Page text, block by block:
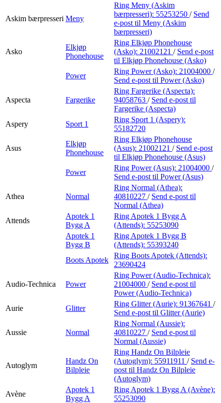
Askim bærpresseri Meny
Ring Meny (Askim
bærpresseri): 55253250 / Send
e-post til Meny (Askim
bærpresseri)
Asko
Elkjøp
Phonehouse
Ring Elkjøp Phonehouse
(Asko): 21002121 / Send e-post
til Elkjøp Phonehouse (Asko)
Power
Ring Power (Asko): 21004000 /
Send e-post til Power (Asko)
Aspecta Fargerike
Ring Fargerike (Aspecta):
94058763 / Send e-post til
Fargerike (Aspecta)
Aspery
Sport 1
Ring Sport 1 (Aspery):
55182720
Asus
Elkjøp
Phonehouse
Ring Elkjøp Phonehouse
(Asus): 21002121 / Send e-post
til Elkjøp Phonehouse (Asus)
Power
Ring Power (Asus): 21004000 /
Send e-post til Power (Asus)
Athea Normal
Ring Normal (Athea):
40810227 / Send e-post til
Normal (Athea)
Attends
Apotek 1
Bygg A
Ring Apotek 1 Bygg A
(Attends): 55253090
Apotek 1
Bygg B
Ring Apotek 1 Bygg B
(Attends): 55393240
Boots Apotek
Ring Boots Apotek (Attends):
23690424
Audio-Technica Power
Ring Power (Audio-Technica):
21004000 / Send e-post til
Power (Audio-Technica)
Aurie
Glitter
Ring Glitter (Aurie): 91367641 /
Send e-post til Glitter (Aurie)
Aussie Normal
Ring Normal (Aussie):
40810227 / Send e-post til
Normal (Aussie)
Autoglym
Handz On
Bilpleie
Ring Handz On Bilpleie
(Autoglym): 55911911 / Send e-
post til Handz On Bilpleie
(Autoglym)
Avène
Apotek 1
Bygg A
Ring Apotek 1 Bygg A (Avène):
55253090